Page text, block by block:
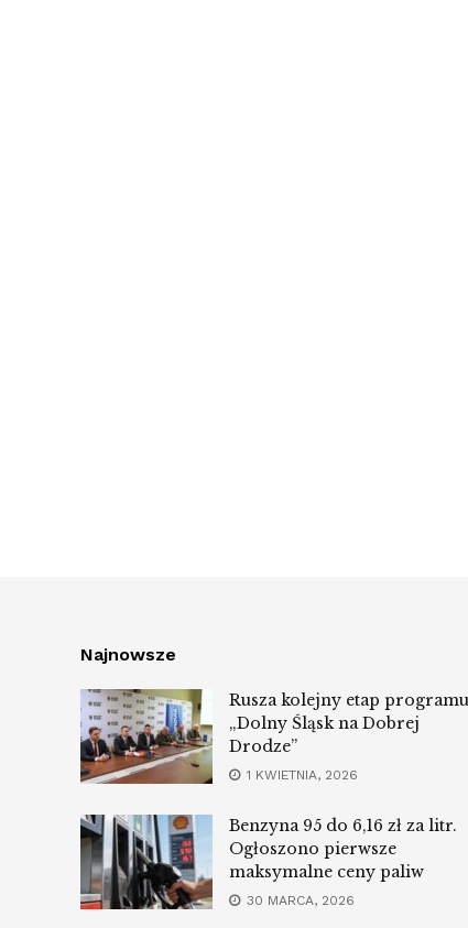
Najnowsze
Rusza kolejny etap programu
„Dolny Śląsk na Dobrej
Drodze”
1 KWIETNIA, 2026
Benzyna 95 do 6,16 zł za litr.
Ogłoszono pierwsze
maksymalne ceny paliw
30 MARCA, 2026